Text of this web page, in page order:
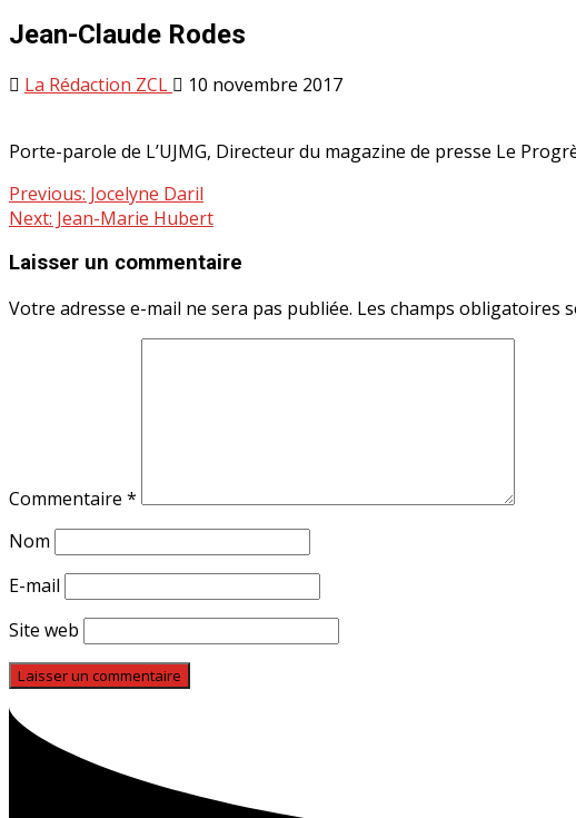
Jean-Claude Rodes
La Rédaction ZCL 10 novembre 2017
Porte-parole de L’UJMG, Directeur du magazine de presse Le
Continue
Reading
Previous: Jocelyne Daril
Next: Jean-Marie Hubert
Laisser un commentaire
Votre adresse e-mail ne sera pas publiée. Les champs obligatoires
Commentaire *
Nom
E-mail
Site web